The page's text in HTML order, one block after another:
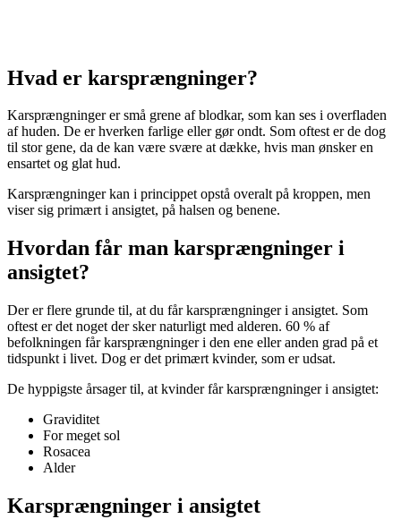
Hvad er karsprængninger?
Karsprængninger er små grene af blodkar, som kan ses i overfladen
af huden. De er hverken farlige eller gør ondt. Som oftest er de dog
til stor gene, da de kan være svære at dække, hvis man ønsker en
ensartet og glat hud.
Karsprængninger kan i princippet opstå overalt på kroppen, men
viser sig primært i ansigtet, på halsen og benene.
Hvordan får man karsprængninger i
ansigtet?
Der er flere grunde til, at du får karsprængninger i ansigtet. Som
oftest er det noget der sker naturligt med alderen. 60 % af
befolkningen får karsprængninger i den ene eller anden grad på et
tidspunkt i livet. Dog er det primært kvinder, som er udsat.
De hyppigste årsager til, at kvinder får karsprængninger i ansigtet:
Graviditet
For meget sol
Rosacea
Alder
Karsprængninger i ansigtet